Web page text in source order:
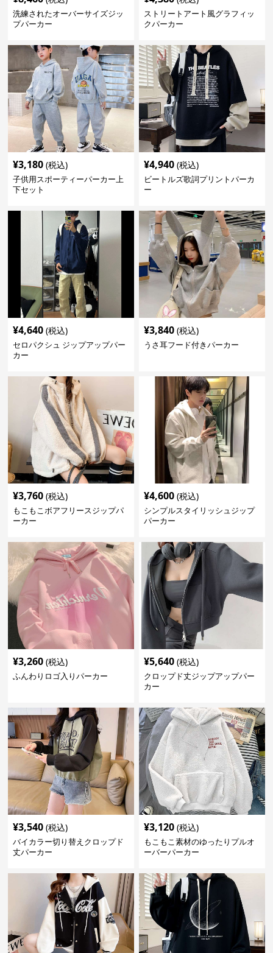
洗練されたオーバーサイズジッ
プパーカー
ストリートアート風グラフィッ
クパーカー
¥3,180 (税込)
子供用スポーティーパーカー上
下セット
¥4,940 (税込)
ビートルズ歌詞プリントパーカ
ー
¥4,640 (税込)
セロパクシュ ジップアップパー
カー
¥3,840 (税込)
うさ耳フード付きパーカー
¥3,760 (税込)
もこもこボアフリースジップパ
ーカー
¥4,600 (税込)
シンプルスタイリッシュジップ
パーカー
¥3,260 (税込)
ふんわりロゴ入りパーカー
¥5,640 (税込)
クロップド丈ジップアップパー
カー
¥3,540 (税込)
バイカラー切り替えクロップド
丈パーカー
¥3,120 (税込)
もこもこ素材のゆったりプルオ
ーバーパーカー